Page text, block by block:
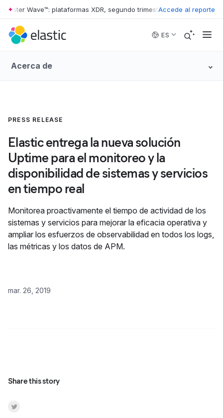
Skip to main content
Wave™: plataformas XDR, segundo trimestre de 2026 • The
Accede al reporte
ES
Acerca de
PRESS RELEASE
Elastic entrega la nueva solución
Uptime para el monitoreo y la
disponibilidad de sistemas y servicios
en tiempo real
Monitorea proactivamente el tiempo de actividad de los
sistemas y servicios para mejorar la eficacia operativa y
ampliar los esfuerzos de observabilidad en todos los logs,
las métricas y los datos de APM.
mar. 26, 2019
Share this story
Share on Twitter